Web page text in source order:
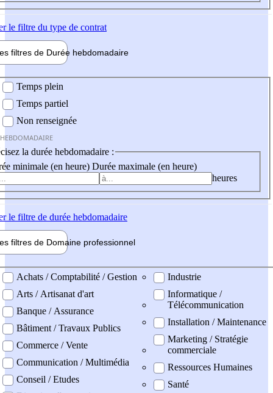
le filtre du type de contrat
filtres de Durée hebdomadaire
Temps plein
Temps partiel
Non renseignée
la durée hebdomadaire :
minimale (en heure) Durée maximale (en heure)
heures
le filtre de durée hebdomadaire
filtres de Domaine professionnel
professionel
Achats / Comptabilité / Gestion
Arts / Artisanat d'art
Banque / Assurance
Bâtiment / Travaux Publics
Commerce / Vente
Communication / Multimédia
Conseil / Etudes
Industrie
Informatique /
Télécommunication
Installation / Maintenance
Marketing / Stratégie
commerciale
Ressources Humaines
Santé